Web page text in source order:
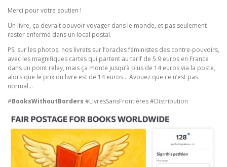
Merci pour votre soutien !
Un livre, ça devrait pouvoir voyager dans le monde, et pas seulement
rester enfermé dans un local postal.
PS: sur les photos, nos livrets sur l’oracles féministes des contre-pouvoirs,
avec les magnifiques cartes qui partent au tarif de 5.9 euros en France
dans un point relay, mais ça monte jusqu’à plus de 14 euros via la poste,
alors que le prix du livre est de 14 euros… Avouez que ce n’est pas
normal…
#BooksWithoutBorders #LivresSansFrontières #Distribution